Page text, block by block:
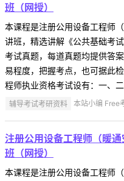
班（网授）
本课程是注册公用设备工程师
讲班，精选讲解《公共基础考
考试真题，每道真题均提供答
易程度，把握考点，也可据此
程师执业资格考试设有：一、
辅导考试考研资料 本站小编 Free
注册公用设备工程师（暖
班（网授）
本课程是注册公用设备工程师